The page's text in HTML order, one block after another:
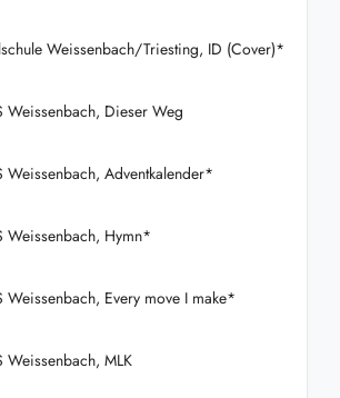
Weissenbach/Triesting, ID (Cover)*
Weissenbach, Dieser Weg
Weissenbach, Adventkalender*
Weissenbach, Hymn*
Weissenbach, Every move I make*
Weissenbach, MLK